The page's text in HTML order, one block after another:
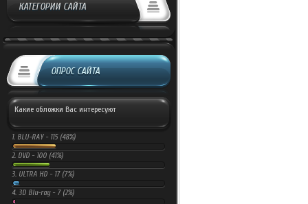
КАТЕГОРИИ САЙТА
ОПРОС САЙТА
Какие обложки Вас интересуют
1. BLU-RAY - 115 (48%)
2. DVD - 100 (41%)
3. ULTRA HD - 17 (7%)
4. 3D Blu-ray - 7 (2%)